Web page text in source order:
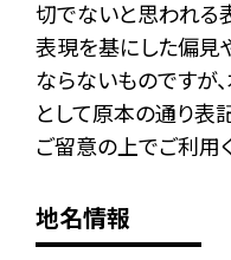
切でないと思われる
表現を基にした偏見
ならないものですが
として原本の通り表
ご留意の上でご利用
地名情報